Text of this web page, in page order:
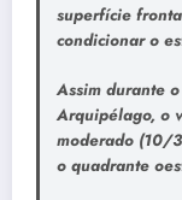
superfície
condicionar o
Assim durante
Arquipélago, o
moderado (10/
o quadrante